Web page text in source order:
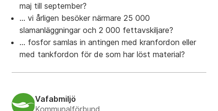
maj till september?
… vi årligen besöker närmare 25 000
slamanläggningar och 2 000 fettavskiljare?
… fosfor samlas in antingen med kranfordon eller
med tankfordon för de som har löst material?
Vafabmiljö
Kommunalförbund